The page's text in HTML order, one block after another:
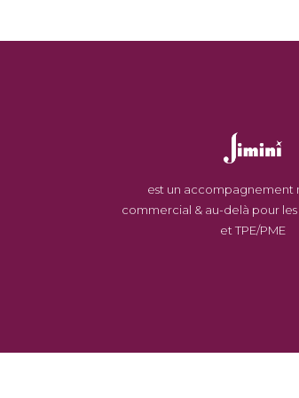
est un accompagnement
commercial & au-delà pour
et TPE/PME